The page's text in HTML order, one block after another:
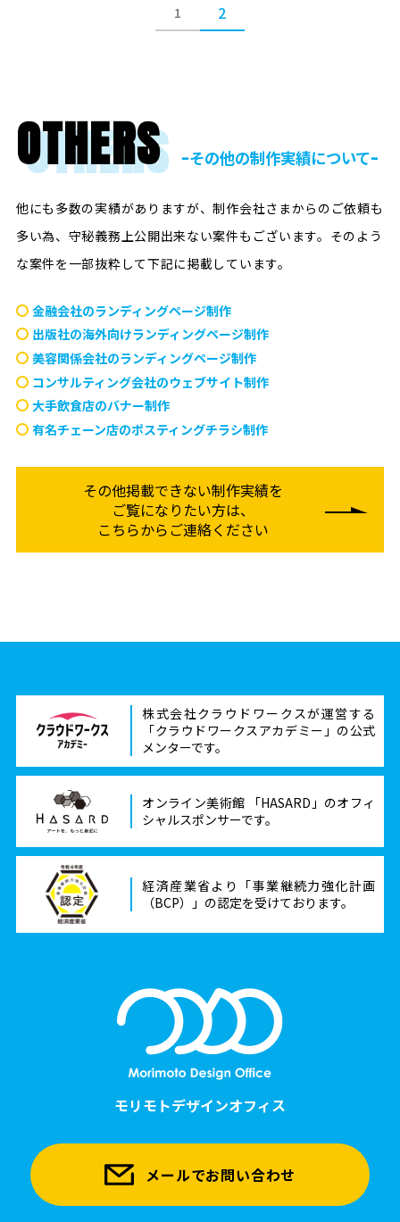
1 2
OTHERS ｰその他の制作実績についてｰ
他にも多数の実績がありますが、制作会社さまからのご依頼も
多い為、守秘義務上公開出来ない案件もございます。 そのよう
な案件を一部抜粋して下記に掲載しています。
金融会社のランディングページ制作
出版社の海外向けランディングページ制作
美容関係会社のランディングページ制作
コンサルティング会社のウェブサイト制作
大手飲食店のバナー制作
有名チェーン店のポスティングチラシ制作
その他掲載できない制作実績を
ご覧になりたい方は、
こちらからご連絡ください
モリモトデザインオフィス
メールでお問い合わせ
株式会社クラウドワークスが運営する
「クラウドワークスアカデミー」の公式
メンターです。
オンライン美術館 「HASARD」のオフィ
シャルスポンサーです。
経済産業省より「事業継続力強化計画
（BCP）」の認定を受けております。